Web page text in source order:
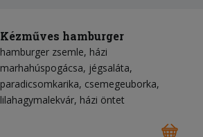
Kézműves hamburger
hamburger zsemle házi
marhahúspogácsa jégsaláta
paradicsomkarika csemegeuborka
lilahagymalekvár házi öntet